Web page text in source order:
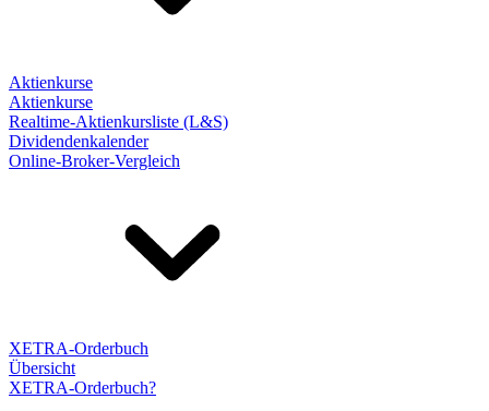
Aktienkurse
Aktienkurse
Realtime-Aktienkursliste (L&S)
Dividendenkalender
Online-Broker-Vergleich
XETRA-Orderbuch
Übersicht
XETRA-Orderbuch?